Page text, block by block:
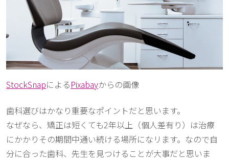
StockSnapによるPixabayからの画像
歯科選びはかなり重要なポイントだと思います。
なぜなら、矯正は短くても2年以上（個人差有り）は治療
にかかりその期間中通い続ける場所になリます。なので自
分に合った歯科、先生を見つけることが大事だと思いま